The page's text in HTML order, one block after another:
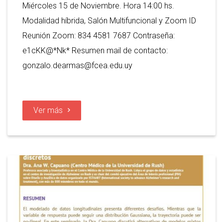
Miércoles 15 de Noviembre. Hora 14:00 hs.
Modalidad híbrida, Salón Multifuncional y Zoom ID
Reunión Zoom: 834 4581 7687 Contraseña:
e1cKK@*Nk* Resumen mail de contacto:
gonzalo.dearmas@fcea.edu.uy
Ver más